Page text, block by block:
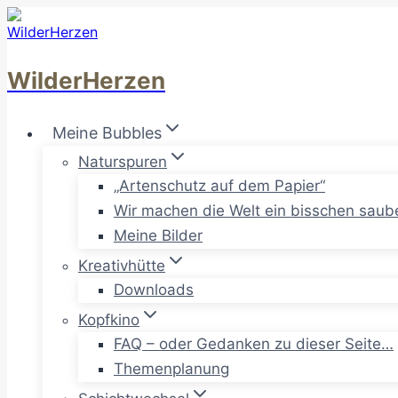
Zum
Inhalt
WilderHerzen
Meine Bubbles
Naturspuren
„Artenschutz auf dem Papier“
Wir machen die Welt ein bisschen
Meine Bilder
Kreativhütte
Downloads
Kopfkino
FAQ – oder Gedanken zu dieser Seite…
Themenplanung